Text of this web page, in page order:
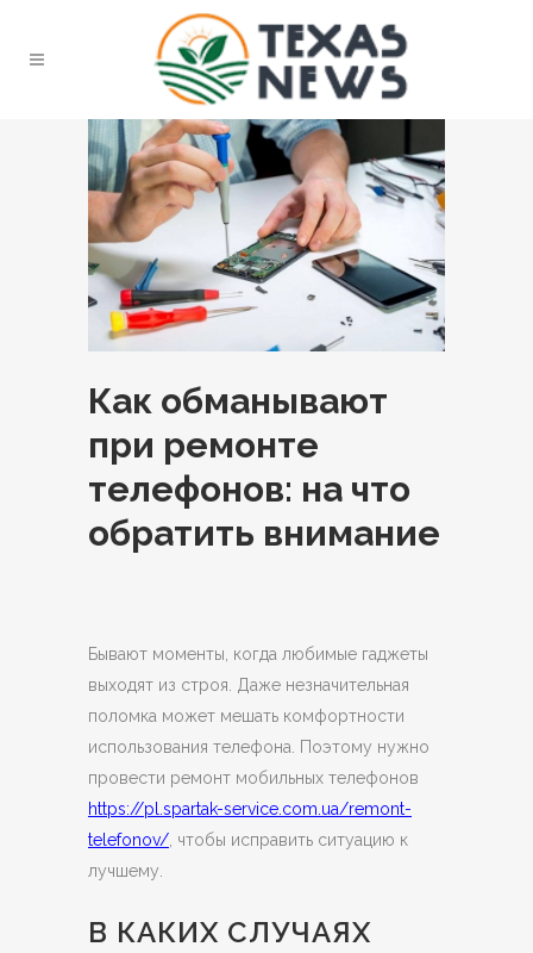
Как обманывают
при ремонте
телефонов: на что
обратить внимание
Бывают моменты, когда любимые гаджеты
выходят из строя. Даже незначительная
поломка может мешать комфортности
использования телефона. Поэтому нужно
провести ремонт мобильных телефонов
https://pl.spartak-service.com.ua/remont-
telefonov/, чтобы исправить ситуацию к
лучшему.
В КАКИХ СЛУЧАЯХ